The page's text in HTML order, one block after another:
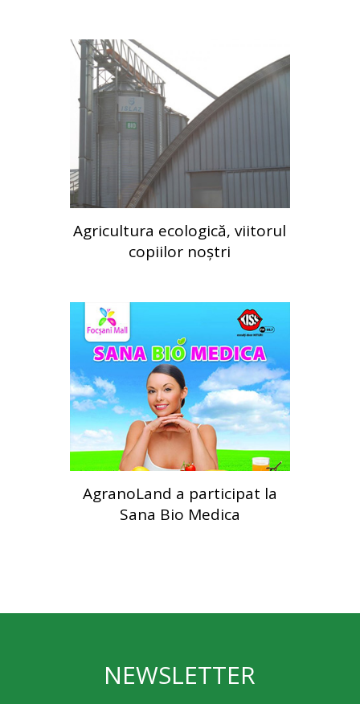
Agricultura ecologică, viitorul
copiilor noștri
AgranoLand a participat la
Sana Bio Medica
NEWSLETTER